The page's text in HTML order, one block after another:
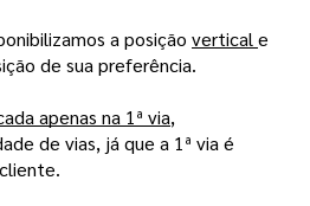
a posição vertical
de sua preferência.
apenas na 1ª via,
de vias, já que a 1ª via é